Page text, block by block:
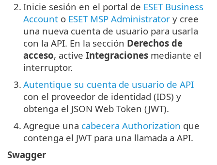
2. Inicie sesión en el portal de ESET Business
Account o ESET MSP Administrator y cree
una nueva cuenta de usuario para usarla
con la API. En la sección Derechos de
acceso, active Integraciones mediante el
interruptor.
3. Autentique su cuenta de usuario de API
con el proveedor de identidad (IDS) y
obtenga el JSON Web Token (JWT).
4. Agregue una cabecera Authorization que
contenga el JWT para una llamada a API.
Swagger